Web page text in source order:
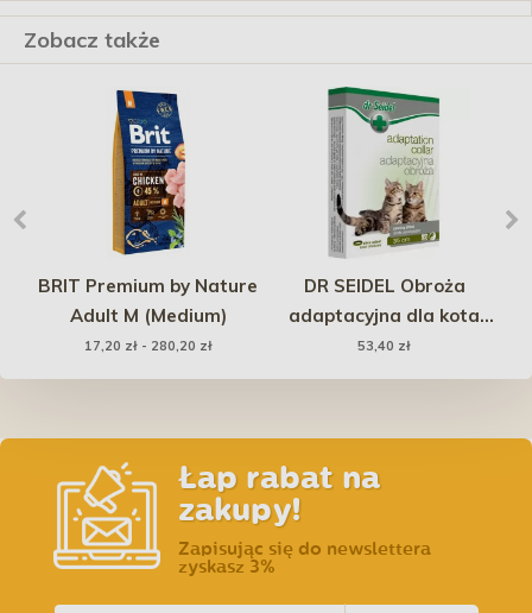
Zobacz także
BRIT Premium by Nature
Adult M (Medium)
17,20 zł - 280,20 zł
DR SEIDEL Obroża
adaptacyjna dla kota
35cm
53,40 zł
Łap rabat na
zakupy!
Zapisując się do newslettera
zyskasz 3%